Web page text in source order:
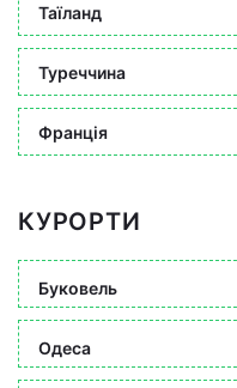
Таїланд
Туреччина
Франція
КУРОРТИ
Буковель
Одеса